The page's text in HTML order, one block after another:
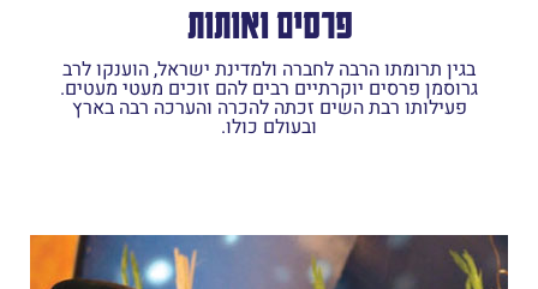
פרסים ואותות
בגין תרומתו הרבה לחברה ולמדינת ישראל, הוענקו לרב
גרוסמן פרסים יוקרתיים רבים להם זוכים מעטי מעטים.
פעילותו רבת השים זכתה להכרה והערכה רבה בארץ
ובעולם כולו.